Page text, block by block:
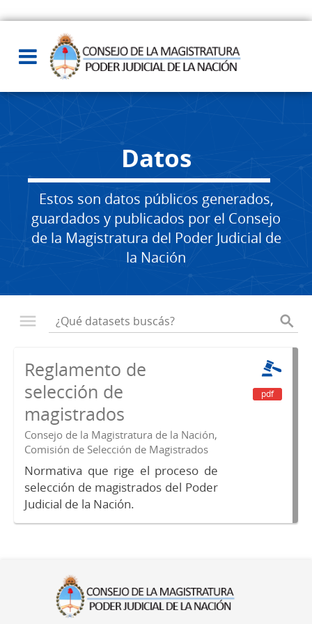
Datos
Estos son datos públicos generados,
guardados y publicados por el Consejo
de la Magistratura del Poder Judicial de
la Nación
Reglamento de
selección de
magistrados
Consejo de la Magistratura de la Nación,
Comisión de Selección de Magistrados
Normativa que rige el proceso de
selección de magistrados del Poder
Judicial de la Nación.
pdf